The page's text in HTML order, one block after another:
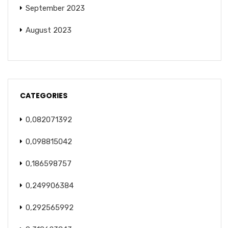
September 2023
August 2023
CATEGORIES
0,082071392
0,098815042
0,186598757
0,249906384
0,292565992